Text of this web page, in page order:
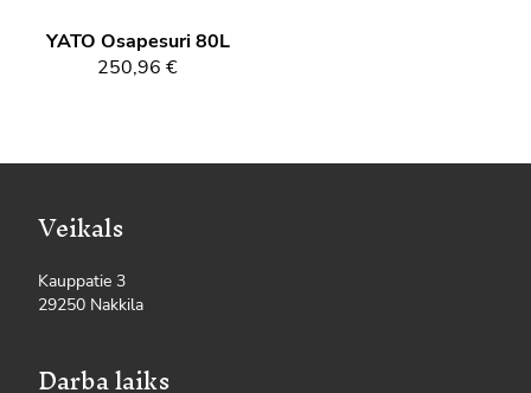
YATO Osapesuri 80L
250,96 €
Veikals
Kauppatie 3
29250 Nakkila
Darba laiks